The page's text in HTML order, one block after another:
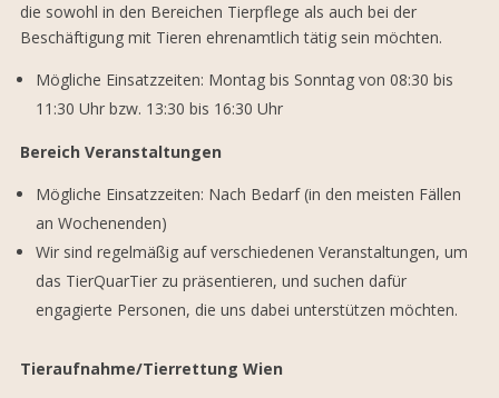
die sowohl in den Bereichen Tierpflege als auch bei der
Beschäftigung mit Tieren ehrenamtlich tätig sein möchten.
Mögliche Einsatzzeiten: Montag bis Sonntag von 08:30 bis
11:30 Uhr bzw. 13:30 bis 16:30 Uhr
Bereich Veranstaltungen
Mögliche Einsatzzeiten: Nach Bedarf (in den meisten Fällen
an Wochenenden)
Wir sind regelmäßig auf verschiedenen Veranstaltungen, um
das TierQuarTier zu präsentieren, und suchen dafür
engagierte Personen, die uns dabei unterstützen möchten.
Tieraufnahme/Tierrettung Wien